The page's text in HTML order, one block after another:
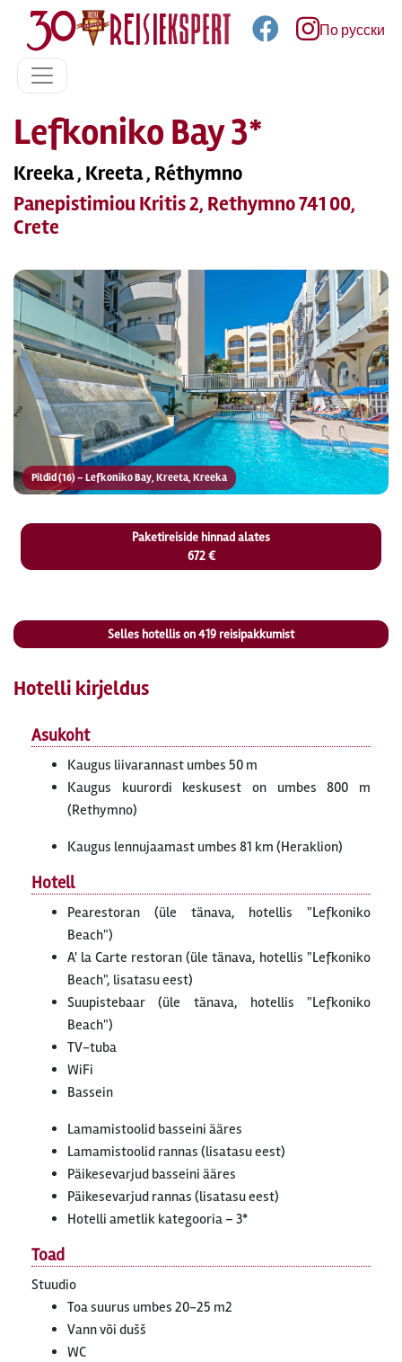
По русски
Lefkoniko Bay 3*
Kreeka , Kreeta , Réthymno
Panepistimiou Kritis 2, Rethymno 741 00,
Crete
Pildid (16) – Lefkoniko Bay, Kreeta, Kreeka
Paketireiside hinnad alates
672 €
Selles hotellis on419 reisipakkumist
Hotelli kirjeldus
Asukoht
Kaugus liivarannast umbes 50 m
Kaugus kuurordi keskusest on umbes 800 m
(Rethymno)
Kaugus lennujaamast umbes 81 km (Heraklion)
Hotell
Pearestoran (üle tänava, hotellis "Lefkoniko
Beach")
A' la Carte restoran (üle tänava, hotellis "Lefkoniko
Beach", lisatasu eest)
Suupistebaar (üle tänava, hotellis "Lefkoniko
Beach")
TV-tuba
WiFi
Bassein
Lamamistoolid basseini ääres
Lamamistoolid rannas (lisatasu eest)
Päikesevarjud basseini ääres
Päikesevarjud rannas (lisatasu eest)
Hotelli ametlik kategooria – 3*
Toad
Stuudio
Toa suurus umbes 20-25 m2
Vann või dušš
WC